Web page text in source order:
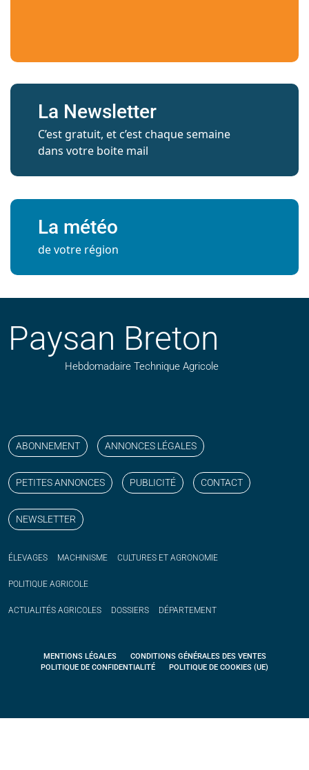
La Newsletter
C’est gratuit, et c’est chaque semaine
dans votre boite mail
La météo
de votre région
Paysan Breton
Hebdomadaire Technique Agricole
ABONNEMENT ANNONCES LÉGALES
PETITES ANNONCES PUBLICITÉ CONTACT
NEWSLETTER
ÉLEVAGES MACHINISME CULTURES ET AGRONOMIE
POLITIQUE AGRICOLE
ACTUALITÉS AGRICOLES DOSSIERS DÉPARTEMENT
MENTIONS LÉGALES
CONDITIONS GÉNÉRALES DES VENTES
POLITIQUE DE CONFIDENTIALITÉ
POLITIQUE DE COOKIES (UE)